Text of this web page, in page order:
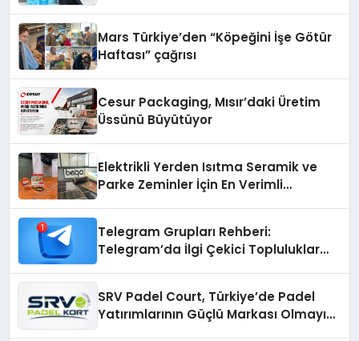
Mars Türkiye’den “Köpeğini İşe Götür
Haftası” çağrısı
Cesur Packaging, Mısır’daki Üretim
Üssünü Büyütüyor
Elektrikli Yerden Isıtma Seramik ve
Parke Zeminler İçin En Verimli
Telegram Grupları Rehberi:
Telegram’da İlgi Çekici Topluluklar
SRV Padel Court, Türkiye’de Padel
Yatırımlarının Güçlü Markası Olmayı